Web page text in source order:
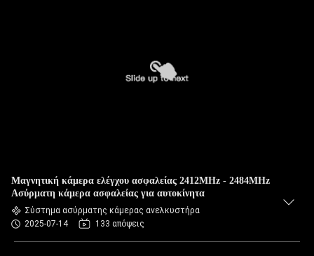
Μαγνητική κάμερα ελέγχου ασφαλείας 2412MHz - 2484MHz
Ασύρματη κάμερα ασφαλείας για αυτοκίνητα
Σύστημα ασύρματης κάμερας ανελκυστήρα
2025-07-14
133 απόψεις